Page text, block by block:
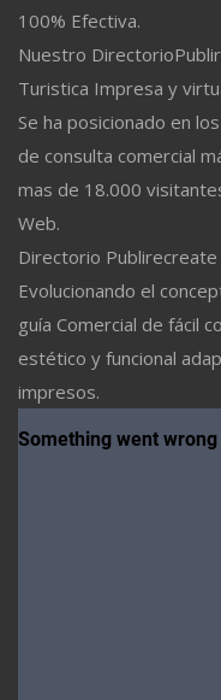
100% Efectiva.
Nuestro
Turistica Impresa y
Se ha posicionado en
de consulta comercial
mas de 18.000
Web.
Directorio Publirecreate
Evolucionando el
guía Comercial de fácil
estético y funcional
impresos.